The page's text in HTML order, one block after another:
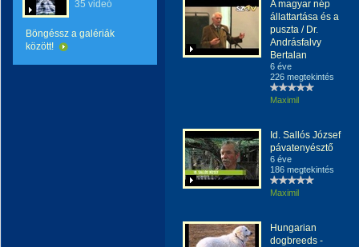
35 videó
Böngéssz a galériák
között!
A magyar nép
állattartása és a
puszta / Dr.
Andrásfalvy
Bertalan
6 éve
226 megtekintés
Maximil
Id. Sallós József
pávatenyésztő
6 éve
186 megtekintés
Maximil
Hungarian
dogbreeds -